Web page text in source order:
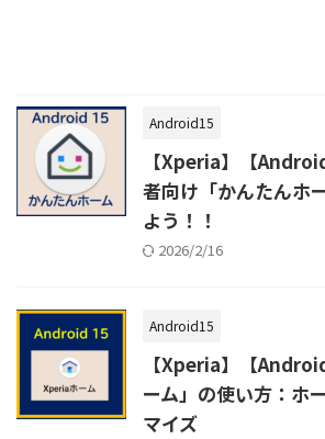
Android15
【Xperia】【
者向け「かんたんホ
よう！！
2026/2/16
Android15
【Xperia】【
ーム」の使い方：ホ
マイズ